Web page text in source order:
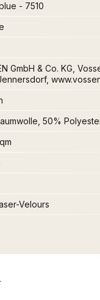
- 7510
GmbH & Co. KG,
50%
Velours